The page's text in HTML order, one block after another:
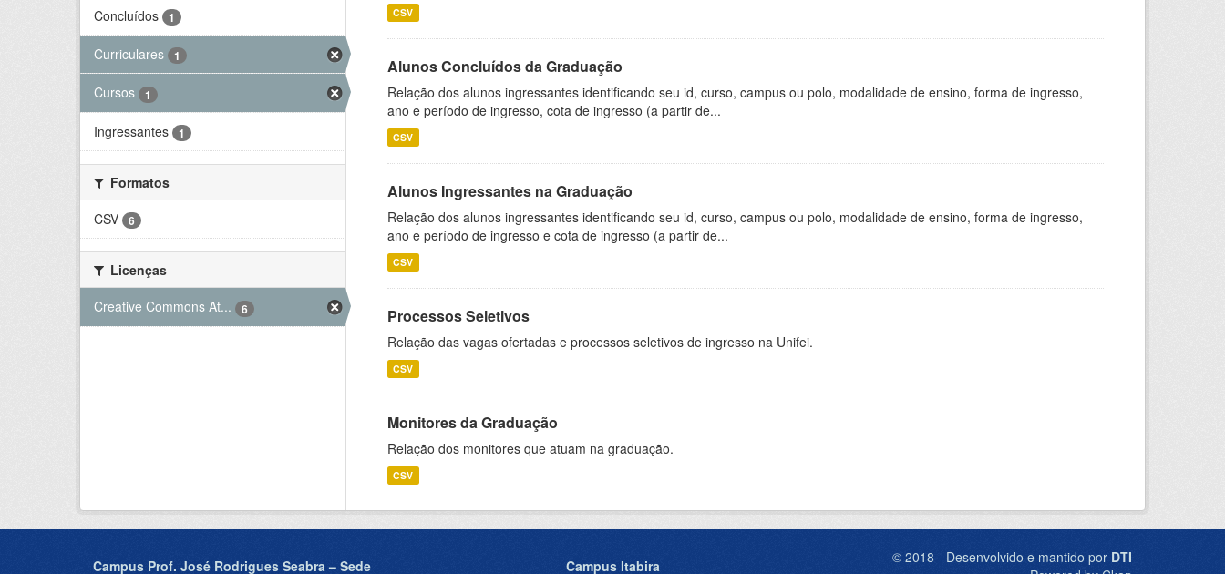
Concluídos 1
Curriculares 1
Cursos 1
Ingressantes 1
Formatos
CSV
6
Licenças
Creative Commons At...
6
CSV
Alunos Concluídos da Graduação
Relação dos alunos ingressantes identificando seu id, curso, campus ou polo, modalidade de ensino, forma de ingresso,
ano e período de ingresso, cota de ingresso (a partir de...
CSV
Alunos Ingressantes na Graduação
Relação dos alunos ingressantes identificando seu id, curso, campus ou polo, modalidade de ensino, forma de ingresso,
ano e período de ingresso e cota de ingresso (a partir de...
CSV
Processos Seletivos
Relação das vagas ofertadas e processos seletivos de ingresso na Unifei.
CSV
Monitores da Graduação
Relação dos monitores que atuam na graduação.
CSV
Campus Prof. José Rodrigues Seabra – Sede Campus Itabira © 2018 - Desenvolvido e mantido por DTI